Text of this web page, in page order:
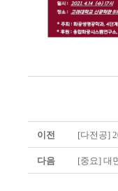
이전 [다전공]
다음 [중요] 대